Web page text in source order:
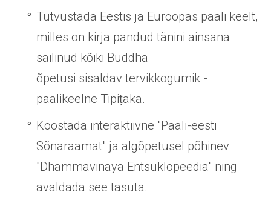
Tutvustada Eestis ja Euroopas paali keelt,
milles on kirja pandud tänini ainsana
säilinud kõiki Buddha
õpetusi sisaldav tervikkogumik -
paalikeelne Tipiṭaka.
Koostada interaktiivne "Paali-eesti
Sõnaraamat" ja algõpetusel põhinev
"Dhammavinaya Entsüklopeedia" ning
avaldada see tasuta.